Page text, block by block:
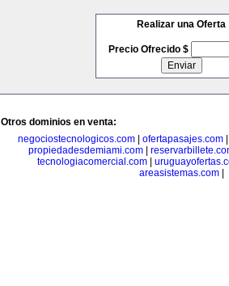
Realizar una Oferta
Precio Ofrecido $
Otros dominios en venta:
negociostecnologicos.com
ofertapasajes.com
propiedadesdemiami.com
tecnologiacomercial.com
areasistemas.com|